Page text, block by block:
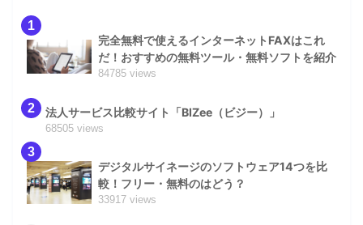
1
完全無料で使えるインターネットFAXはこれ
だ！おすすめの無料ツール・無料ソフトを紹介
84785 views
2 法人サービス比較サイト「BIZee（ビジー）」
68505 views
3
デジタルサイネージのソフトウェア14つを比
較！フリー・無料のはどう？
33917 views